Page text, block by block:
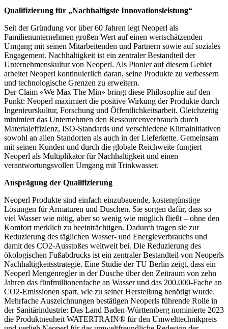
Qualifizierung für „Nachhaltigste Innovationsleistung“
Seit der Gründung vor über 60 Jahren legt Neoperl als
Familienunternehmen großen Wert auf einen wertschätzenden
Umgang mit seinen Mitarbeitenden und Partnern sowie auf soziales
Engagement. Nachhaltigkeit ist ein zentraler Bestandteil der
Unternehmenskultur von Neoperl. Als Pionier auf diesem Gebiet
arbeitet Neoperl kontinuierlich daran, seine Produkte zu verbessern
und technologische Grenzen zu erweitern.
Der Claim «We Max The Min» bringt diese Philosophie auf den
Punkt: Neoperl maximiert die positive Wirkung der Produkte durch
Ingenieurskultur, Forschung und Öffentlichkeitsarbeit. Gleichzeitig
minimiert das Unternehmen den Ressourcenverbrauch durch
Materialeffizienz, ISO-Standards und verschiedene Klimainitiativen
sowohl an allen Standorten als auch in der Lieferkette. Gemeinsam
mit seinen Kunden und durch die globale Reichweite fungiert
Neoperl als Multiplikator für Nachhaltigkeit und einen
verantwortungsvollen Umgang mit Trinkwasser.
Ausprägung der Qualifizierung
Neoperl Produkte sind einfach einzubauende, kostengünstige
Lösungen für Armaturen und Duschen. Sie sorgen dafür, dass so
viel Wasser wie nötig, aber so wenig wie möglich fließt – ohne den
Komfort merklich zu beeinträchtigen. Dadurch tragen sie zur
Reduzierung des täglichen Wasser- und Energieverbrauchs und
damit des CO2-Ausstoßes weltweit bei. Die Reduzierung des
ökologischen Fußabdrucks ist ein zentraler Bestandteil von Neoperls
Nachhaltigkeitsstrategie. Eine Studie der TU Berlin zeigt, dass ein
Neoperl Mengenregler in der Dusche über den Zeitraum von zehn
Jahren das fünfmillionenfache an Wasser und das 200.000-Fache an
CO2-Emissionen spart, wie zu seiner Herstellung benötigt wurde.
Mehrfache Auszeichnungen bestätigen Neoperls führende Rolle in
der Sanitärindustrie: Das Land Baden-Württemberg nominierte 2023
die Produktneuheit WATERTRAIN® für den Umwelttechnikpreis